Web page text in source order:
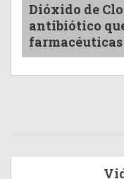
Dióxido de
antibiótico
farmacéuticas